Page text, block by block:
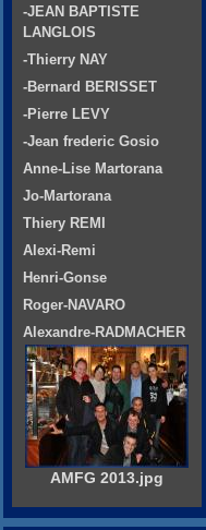
-JEAN BAPTISTE
LANGLOIS
-Thierry NAY
-Bernard BERISSET
-Pierre LEVY
-Jean frederic Gosio
Anne-Lise Martorana
Jo-Martorana
Thiery REMI
Alexi-Remi
Henri-Gonse
Roger-NAVARO
Alexandre-RADMACHER
AMFG 2013.jpg